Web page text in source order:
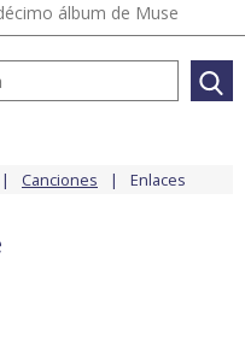
álbum de Muse
Canciones Enlaces